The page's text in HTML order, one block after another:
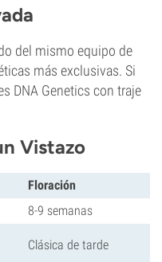
del mismo equipo de
más exclusivas. Si
DNA Genetics con traje
Vistazo
Floración
8-9 semanas
Clásica de tarde